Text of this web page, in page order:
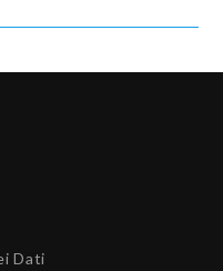
Dati